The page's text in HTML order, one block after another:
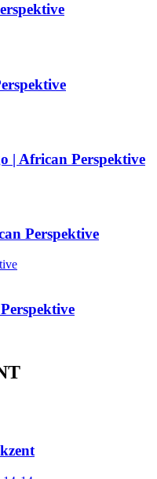
| African Perspektive
Perspektive